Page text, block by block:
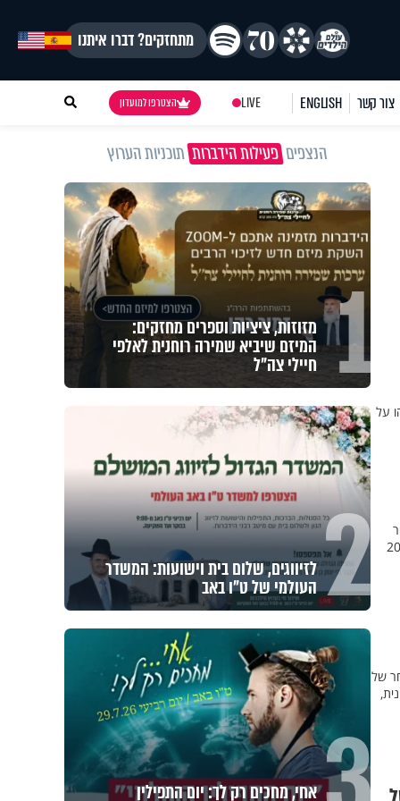
מתחזקים? דברו איתנו
צור קשר ENGLISH
LIVE הצטרפו למועדון
על
של
הנצפיםפעילות הידברותתוכניות הערוץ
1 מזוזות, ציציות וספרים מחזקים:
המיזם שיביא שמירה רוחנית לאלפי
חיילי צה"ל
2 לזיווגים, שלום בית וישועות: המשדר
העולמי של ט"ו באב
אחי, מחכים רק לך: יום התפילין